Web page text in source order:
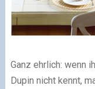
Ganz ehrlich: wenn
Dupin nicht kennt,